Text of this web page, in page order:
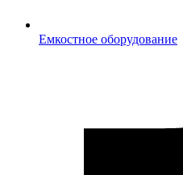
Емкостное оборудование